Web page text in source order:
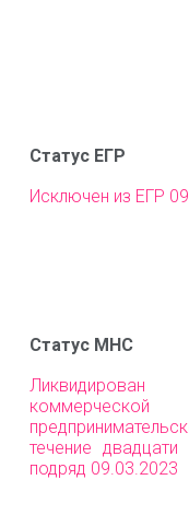
Статус ЕГР
Исключен из ЕГР
Статус МНС
Ликвидирован
коммерческой
течение
подряд 09.03.2023